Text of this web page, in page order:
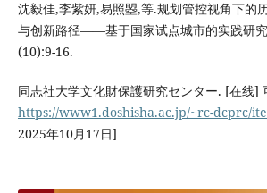
沈毅佳,李紫妍,易照曌,等.规划管控视角下的
与创新路径——基于国家试点城市的实践研
(10):9-16.
同志社大学文化財保護研究センター. [在线]
https://www1.doshisha.ac.jp/~rc-dcprc/
2025年10月17日]